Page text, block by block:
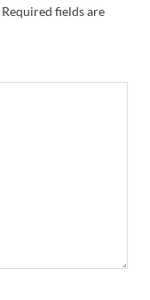
Required fields are